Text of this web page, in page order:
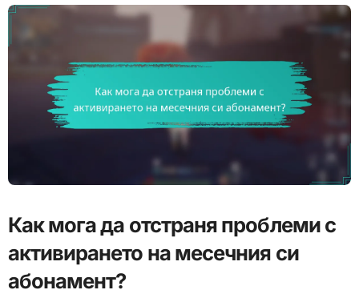
Как мога да отстраня проблеми с
активирането на месечния си
абонамент?